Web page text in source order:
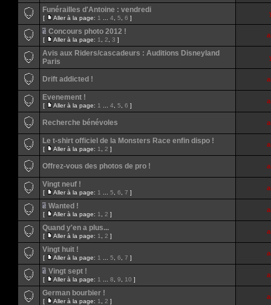
Funérailles d'Antoine : vendredi
[ Aller à la page: 1 4 5 6 ]
Concours photo 2012 !
[ Aller à la page: 1 2 3 ]
Avis aux Riders/cascadeurs : Auditions Disneyland
Paris
Drift addicted !
Evenement !
[ Aller à la page: 1 4 5 6 ]
Recherche bénévoles
Le t-shirt officiel de la Monsters Race enfin dispo !
[ Aller à la page: 1 2 ]
Offrez-vous des photos de pro !
Vingt neuf !
[ Aller à la page: 1 5 6 7 ]
Wanted !
[ Aller à la page: 1 2 ]
Quand y'en a plus...
[ Aller à la page: 1 2 ]
Vingt huit !
[ Aller à la page: 1 5 6 7 ]
Vingt sept !
[ Aller à la page: 1 8 9 10 ]
German bourbier !
[ Aller à la page: 1 2 ]